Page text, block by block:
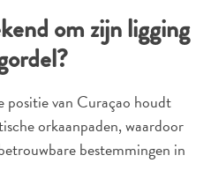
om zijn ligging
positie van Curaçao houdt
orkaanpaden, waardoor
bestemmingen in